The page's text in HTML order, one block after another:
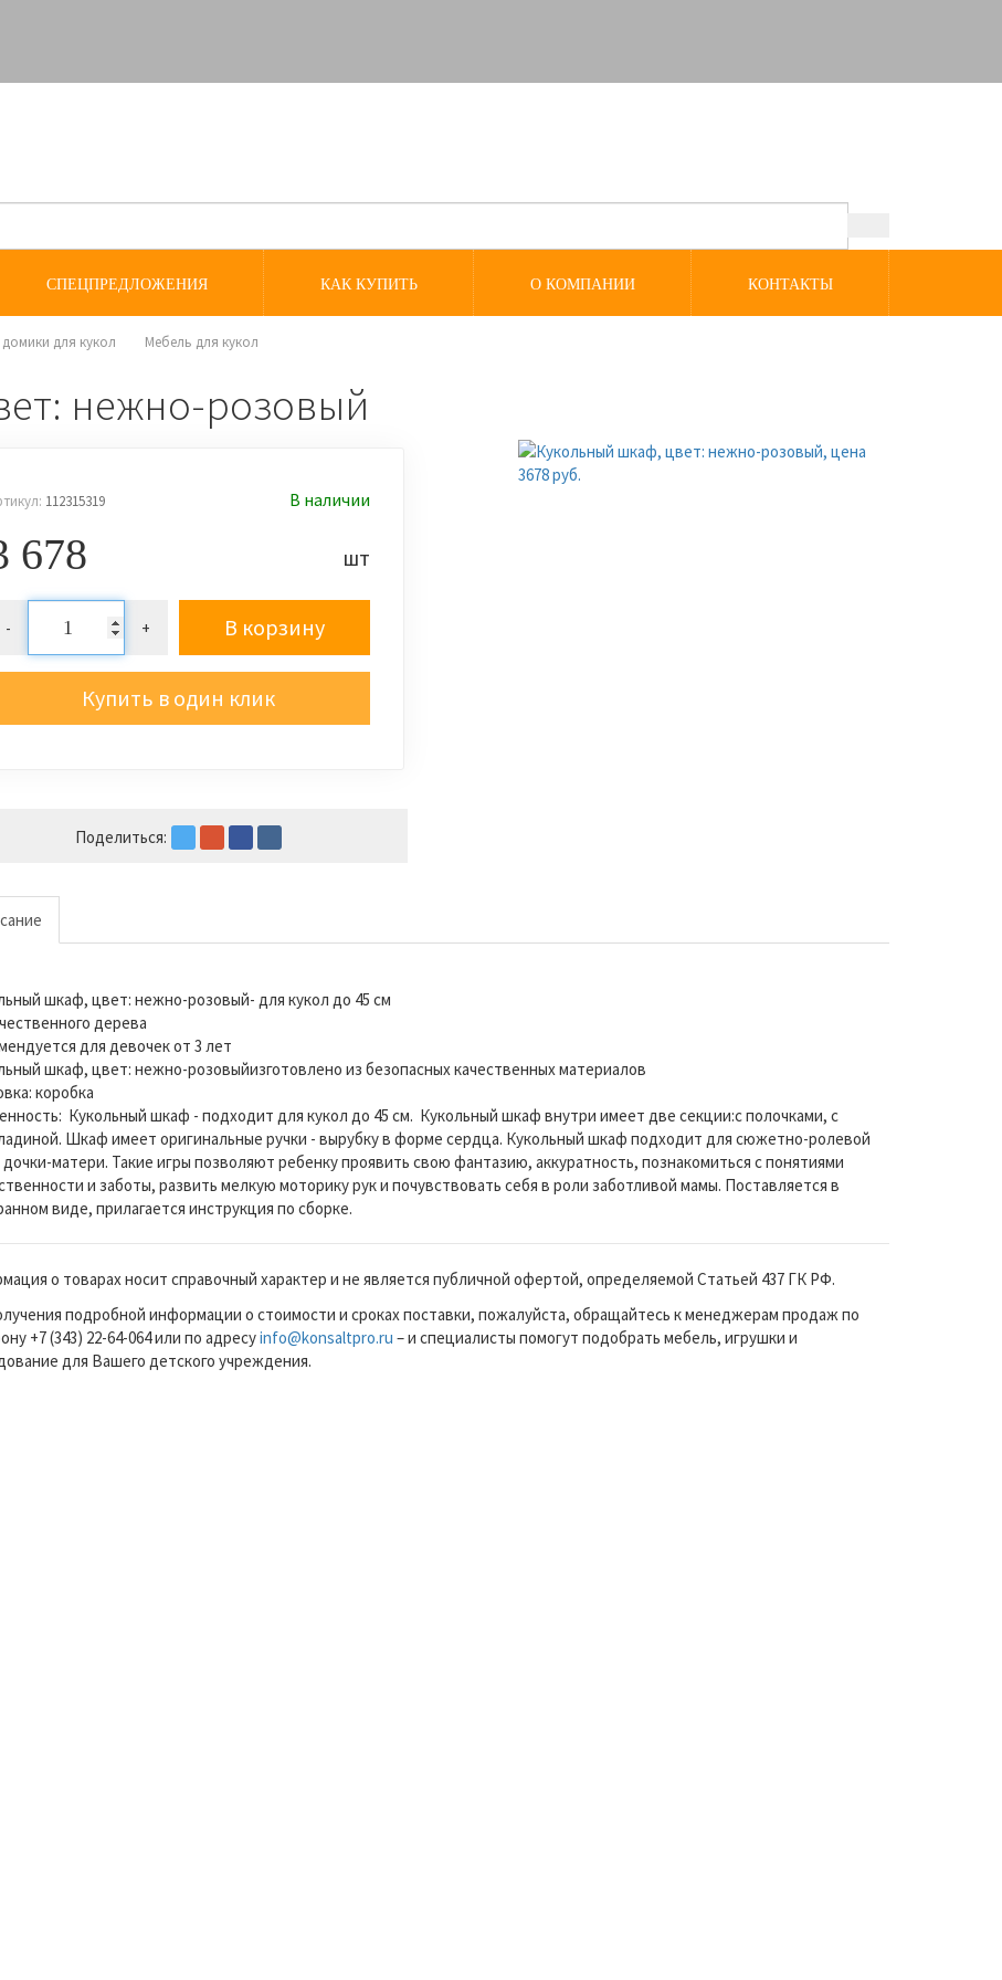
СПЕЦПРЕДЛОЖЕНИЯ КАК КУПИТЬ О КОМПАНИИ КОНТАКТЫ
для кукол Мебель для кукол
нежно-розовый
112315319 В наличии
678 шт
- + В корзину
Купить в один клик
Поделиться:
шкаф, цвет: нежно-розовый- для кукол до 45 см
дерева
для девочек от 3 лет
шкаф, цвет: нежно-розовыйизготовлено из безопасных качественных материалов
коробка
Кукольный шкаф - подходит для кукол до 45 см. Кукольный шкаф внутри имеет две секции:с полочками, с
Шкаф имеет оригинальные ручки - вырубку в форме сердца. Кукольный шкаф подходит для сюжетно-ролевой
дочки-матери. Такие игры позволяют ребенку проявить свою фантазию, аккуратность, познакомиться с понятиями
и заботы, развить мелкую моторику рук и почувствовать себя в роли заботливой мамы. Поставляется в
виде, прилагается инструкция по сборке.
о товарах носит справочный характер и не является публичной офертой, определяемой Статьей 437 ГК РФ.
подробной информации о стоимости и сроках поставки, пожалуйста, обращайтесь к менеджерам продаж по
+7 (343) 22-64-064 или по адресуinfo@konsaltpro.ru – и специалисты помогут подобрать мебель, игрушки и
для Вашего детского учреждения.